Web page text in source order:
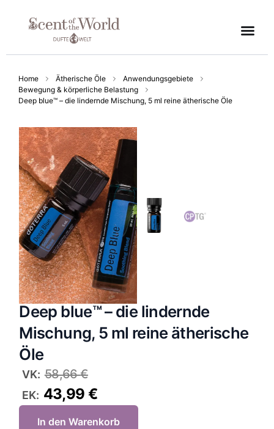
Home Ätherische Öle
Anwendungsgebiete
Bewegung & körperliche Belastung
Deep blue™ – die lindernde Mischung, 5 ml reine ätherische Öle
Deep blue™ – die lindernde
Mischung, 5 ml reine ätherische
Öle
VK: 58,66€
EK: 43,99€
In den Warenkorb